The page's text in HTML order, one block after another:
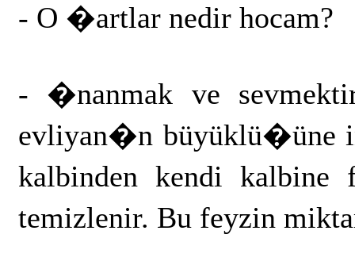
- O �artlar nedir hocam?
- �nanmak ve
evliyan�n büyüklü�üne
kalbinden kendi
temizlenir. Bu feyzin